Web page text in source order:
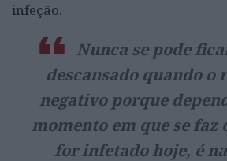
infeção.
Nunca se pode
descansado quando o
negativo porque
momento em que se faz
for infetado hoje, é